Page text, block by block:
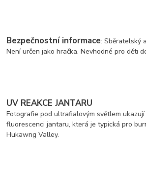
Bezpečnostní informace: Sběratelský
Není určen jako hračka. Nevhodné pro děti
UV REAKCE JANTARU
Fotografie pod ultrafialovým světlem
fluorescenci jantaru, která je typická pro
Hukawng Valley.